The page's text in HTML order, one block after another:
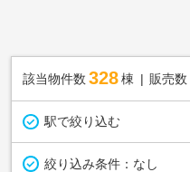
該当物件数 328棟 販売数
駅で絞り込む
絞り込み条件： なし